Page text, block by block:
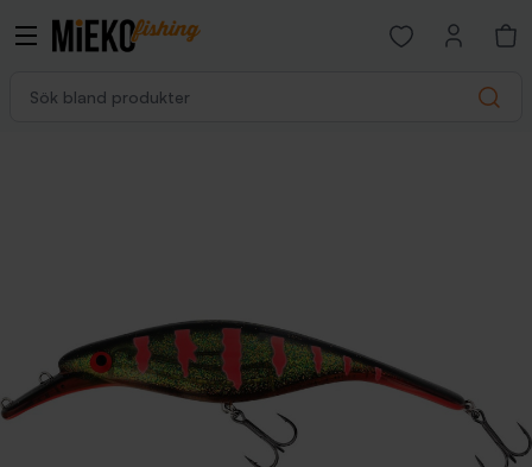
Search
Open favorites